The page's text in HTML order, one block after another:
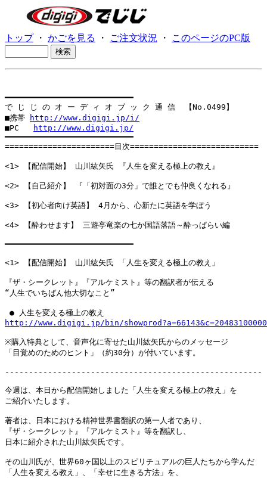
トップ・ かごを見る ・ ご注文状況 ・ このページのPC版
━━━━━━━━━━━━━━━━━━━━━━━━━━━
で じ じ の オ ー デ ィ オ ブ ッ ク 通 信  【No.0499】
■携帯
http://www.digigi.jp/i/
■PC
http://www.digigi.jp/
━━━━━━━━━━━━━━━━━━━━━━━━━━━
=======================目次===========================
<1> 【配信開始】 山川紘矢氏 『人生を変える極上の教え』
<2> 【自己紹介】 『「初対面の3分」で誰とでも仲良くなれる』
<3> 【初心者向け英語】 4月から、心新たに英語を学ぼう
<4> 【酔わせます】 三遊亭竜楽の七か国語落語～酔っぱらい編
━━━━━━━━━━━━━━━━━━━━━━━━━━━
<1> 【配信開始】 山川紘矢氏 「人生を変える極上の教え」
『ザ・シークレット』『アルケミスト』等の翻訳者が伝える
“人生でいちばん他大切なこと”
http://www.digigi.jp/bin/
※購入特典として、音声化に寄せた山川紘矢氏からのメッセージ
「目覚めのためのヒント」（約30分）が付いています。
------------------------------------------------------
今週は、本日から配信開始しました「人生を変える極上の教え」を
ご紹介いたします。
著者は、日本における精神世界書翻訳の第一人者であり、
『ザ・シークレット』『アルケミスト』等を翻訳し、
日本に紹介された山川紘矢氏です。
その山川氏が、世界60ヶ国以上のスピリチュアルの巨人たちから学んだ
「人生を変える教え」、「幸せに生きる方法」を、